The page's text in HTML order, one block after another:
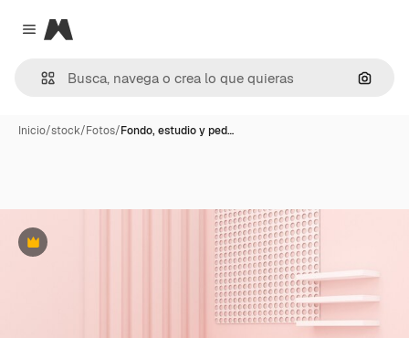
Close menu
Magnific
Inicio/stock/Fotos/Fondo, estudio y ped…
Premium